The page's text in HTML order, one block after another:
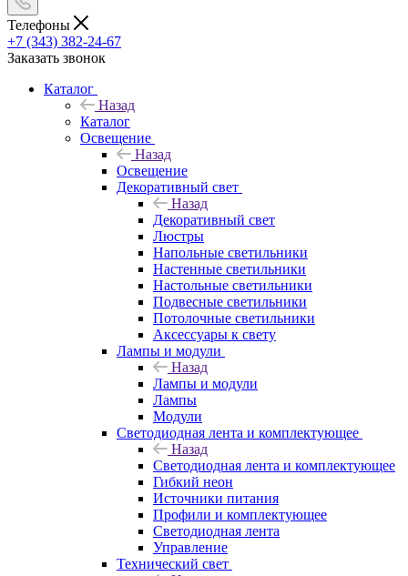
Телефоны
+7 (343) 382-24-67
Заказать звонок
Каталог
Назад
Каталог
Освещение
Назад
Освещение
Декоративный свет
Назад
Декоративный свет
Люстры
Напольные светильники
Настенные светильники
Настольные светильники
Подвесные светильники
Потолочные светильники
Аксессуары к свету
Лампы и модули
Назад
Лампы и модули
Лампы
Модули
Светодиодная лента и комплектующее
Назад
Светодиодная лента и комплектующее
Гибкий неон
Источники питания
Профили и комплектующее
Светодиодная лента
Управление
Технический свет